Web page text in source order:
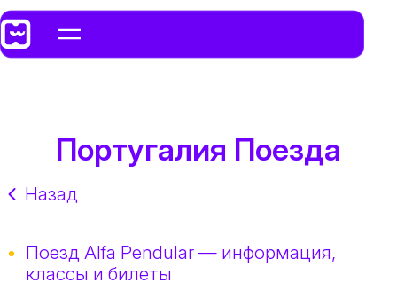
Португалия Поезда
Назад
Поезд Alfa Pendular — информация,
классы и билеты